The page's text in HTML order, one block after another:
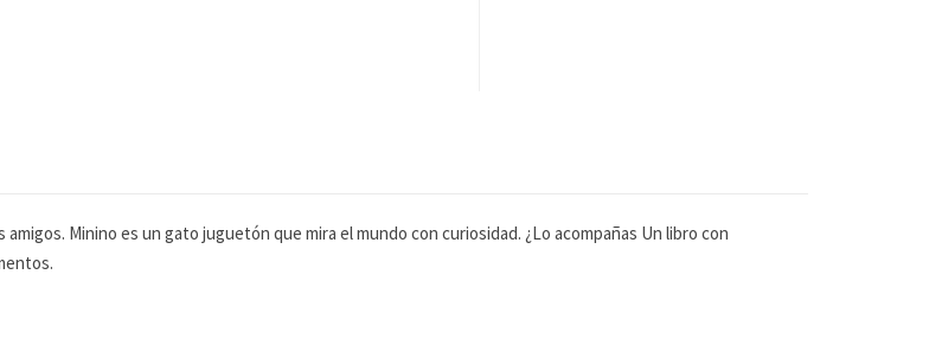
Minino es un gato juguetón que mira el mundo con curiosidad. ¿Lo acompañas Un libro con